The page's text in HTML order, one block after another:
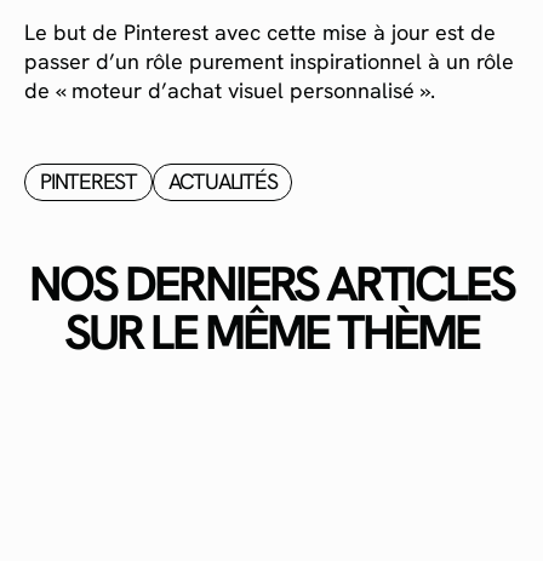
Le but de Pinterest avec cette mise à jour est de
passer d’un rôle purement inspirationnel à un rôle
de « moteur d’achat visuel personnalisé ».
PINTEREST ACTUALITÉS
NOS DERNIERS ARTICLES
SUR LE MÊME THÈME